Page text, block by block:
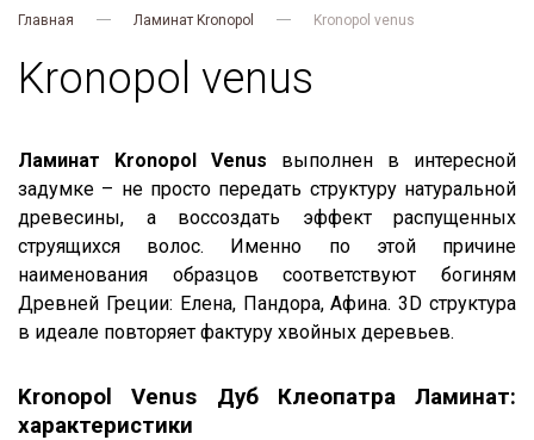
Главная Ламинат Kronopol Kronopol venus
Kronopol venus
Ламинат Kronopol Venus выполнен в интересной
задумке – не просто передать структуру натуральной
древесины, а воссоздать эффект распущенных
струящихся волос. Именно по этой причине
наименования образцов соответствуют богиням
Древней Греции: Елена, Пандора, Афина. 3D структура
в идеале повторяет фактуру хвойных деревьев.
Kronopol Venus Дуб Клеопатра Ламинат:
характеристики